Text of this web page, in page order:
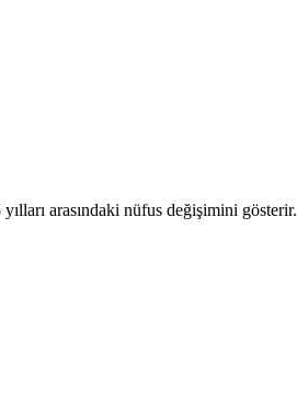
yılları arasındaki nüfus değişimini gösterir.